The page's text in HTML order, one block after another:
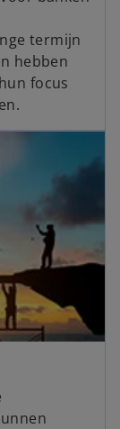
termijn
hebben
focus